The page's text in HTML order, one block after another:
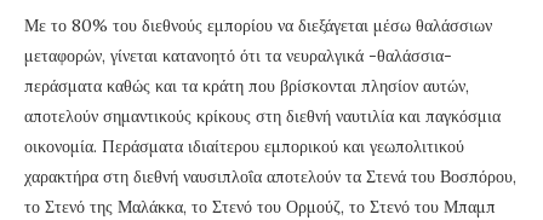
Με το 80% του διεθνούς εμπορίου να διεξάγεται μέσω θαλάσσιων
μεταφορών, γίνεται κατανοητό ότι τα νευραλγικά -θαλάσσια-
περάσματα καθώς και τα κράτη που βρίσκονται πλησίον αυτών,
αποτελούν σημαντικούς κρίκους στη διεθνή ναυτιλία και παγκόσμια
οικονομία. Περάσματα ιδιαίτερου εμπορικού και γεωπολιτικού
χαρακτήρα στη διεθνή ναυσιπλοΐα αποτελούν τα Στενά του Βοσπόρου,
το Στενό της Μαλάκκα, το Στενό του Ορμούζ, το Στενό του Μπαμπ